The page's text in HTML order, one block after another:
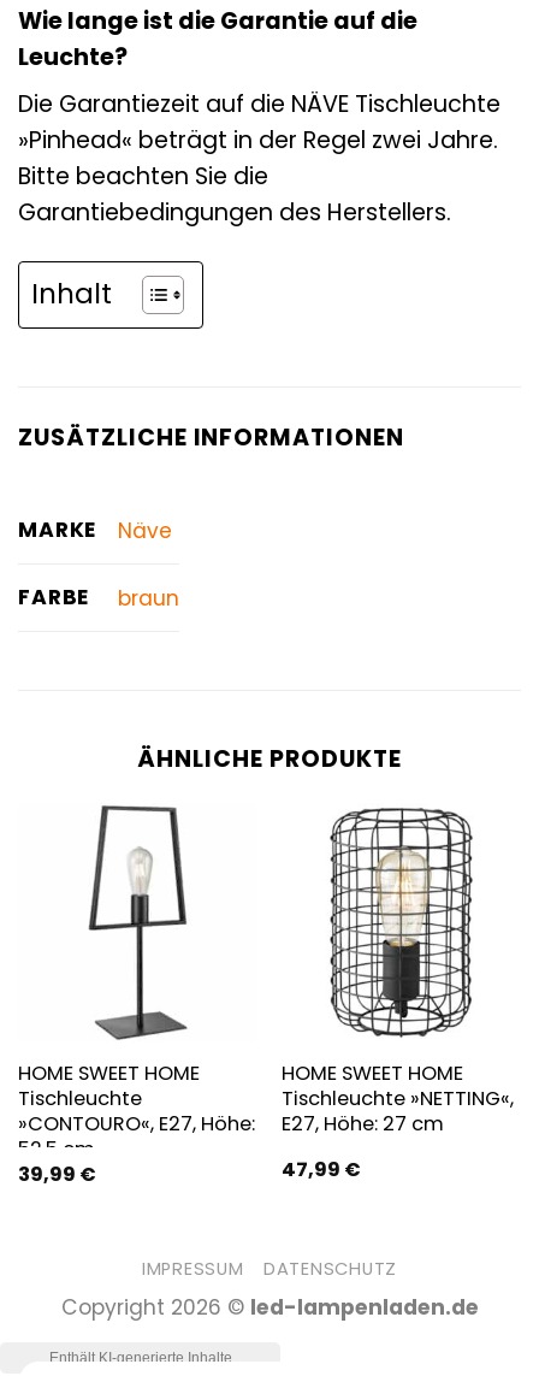
Wie lange ist die Garantie auf die
Leuchte?
Die Garantiezeit auf die NÄVE Tischleuchte
»Pinhead« beträgt in der Regel zwei Jahre.
Bitte beachten Sie die
Garantiebedingungen des Herstellers.
Inhalt
ZUSÄTZLICHE INFORMATIONEN
MARKE Näve
FARBE braun
ÄHNLICHE PRODUKTE
HOME SWEET HOME
Tischleuchte
»CONTOURO«, E27, Höhe:
52,5 cm
39,99 €
HOME SWEET HOME
Tischleuchte »NETTING«,
E27, Höhe: 27 cm
47,99 €
IMPRESSUM DATENSCHUTZ
Copyright 2026 © led-lampenladen.de